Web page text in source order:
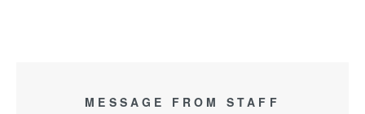
MESSAGE FROM STAFF